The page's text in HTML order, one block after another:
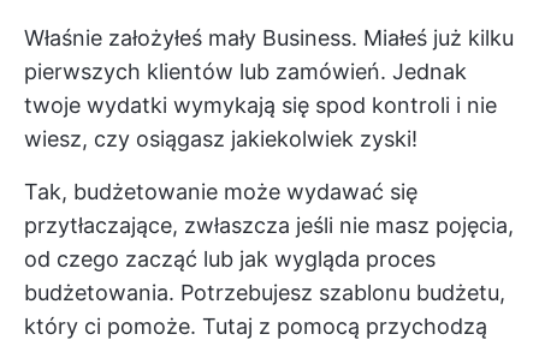
Właśnie założyłeś mały Business. Miałeś już kilku
pierwszych klientów lub zamówień. Jednak
twoje wydatki wymykają się spod kontroli i nie
wiesz, czy osiągasz jakiekolwiek zyski!
Tak, budżetowanie może wydawać się
przytłaczające, zwłaszcza jeśli nie masz pojęcia,
od czego zacząć lub jak wygląda proces
budżetowania. Potrzebujesz szablonu budżetu,
który ci pomoże. Tutaj z pomocą przychodzą